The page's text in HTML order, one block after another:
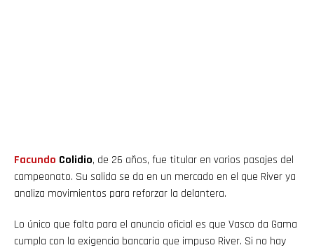
Facundo Colidio, de 26 años, fue titular en varios pasajes del
campeonato. Su salida se da en un mercado en el que River ya
analiza movimientos para reforzar la delantera.
Lo único que falta para el anuncio oficial es que Vasco da Gama
cumpla con la exigencia bancaria que impuso River. Si no hay